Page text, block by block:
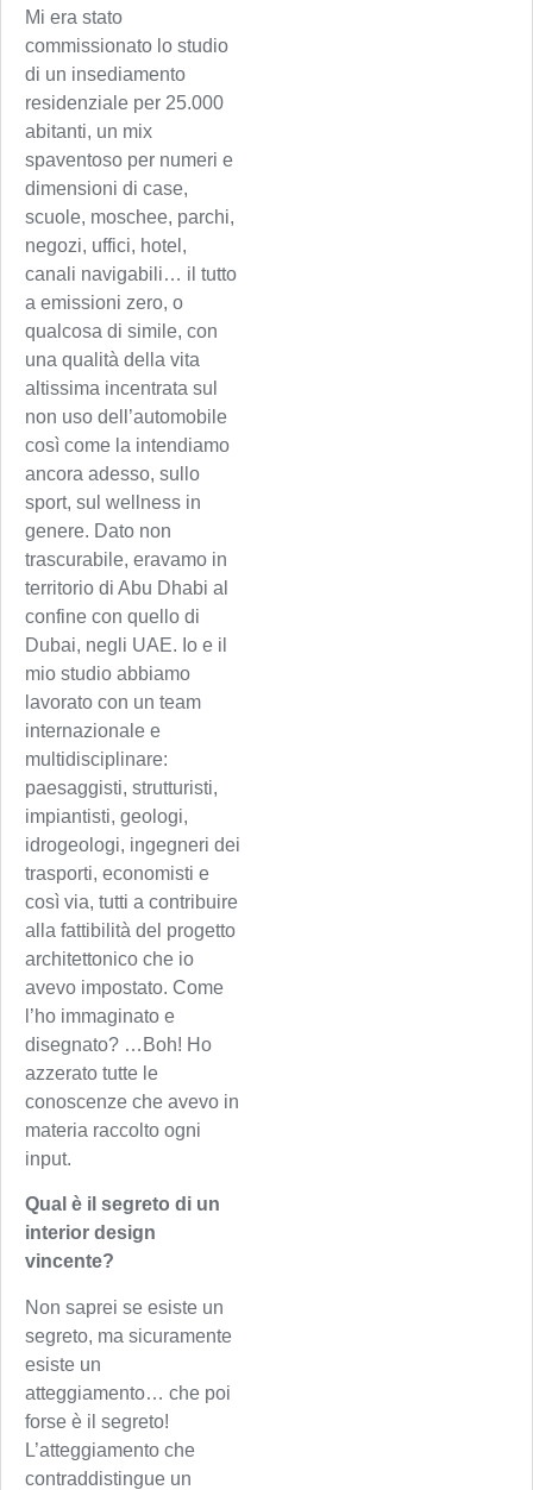
Mi era stato
commissionato lo studio
di un insediamento
residenziale per 25.000
abitanti, un mix
spaventoso per numeri e
dimensioni di case,
scuole, moschee, parchi,
negozi, uffici, hotel,
canali navigabili… il tutto
a emissioni zero, o
qualcosa di simile, con
una qualità della vita
altissima incentrata sul
non uso dell’automobile
così come la intendiamo
ancora adesso, sullo
sport, sul wellness in
genere. Dato non
trascurabile, eravamo in
territorio di Abu Dhabi al
confine con quello di
Dubai, negli UAE. Io e il
mio studio abbiamo
lavorato con un team
internazionale e
multidisciplinare:
paesaggisti, strutturisti,
impiantisti, geologi,
idrogeologi, ingegneri dei
trasporti, economisti e
così via, tutti a contribuire
alla fattibilità del progetto
architettonico che io
avevo impostato. Come
l’ho immaginato e
disegnato? …Boh! Ho
azzerato tutte le
conoscenze che avevo in
materia raccolto ogni
input.
Qual è il segreto di un
interior design
vincente?
Non saprei se esiste un
segreto, ma sicuramente
esiste un
atteggiamento… che poi
forse è il segreto!
L’atteggiamento che
contraddistingue un